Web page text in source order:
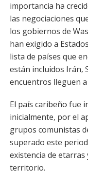
importancia ha
las negociaciones
los gobiernos de
han exigido a
lista de países que
están incluidos Irán,
encuentros lleguen
El país caribeño fue
inicialmente, por el
grupos comunistas
superado este
existencia de etarras
territorio.